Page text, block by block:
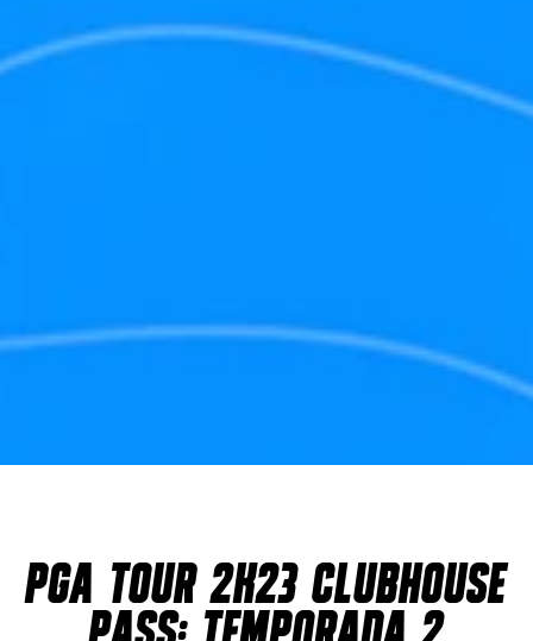
PGA TOUR 2K23 CLUBHOUSE